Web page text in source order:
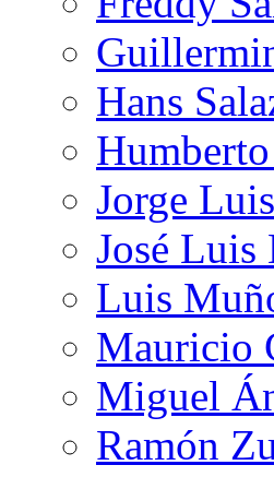
Hans
Jorge
José
Luis
Mauricio
Miguel
Ramón